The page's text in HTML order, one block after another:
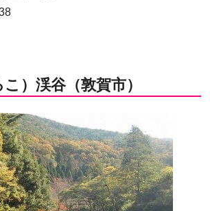
）渓谷（敦賀市）